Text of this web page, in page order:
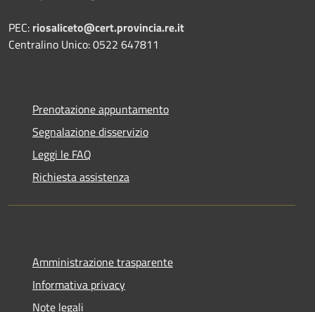
PEC: riosaliceto@cert.provincia.re.it
Centralino Unico: 0522 647811
Prenotazione appuntamento
Segnalazione disservizio
Leggi le FAQ
Richiesta assistenza
Amministrazione trasparente
Informativa privacy
Note legali